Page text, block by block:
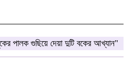
পালক গুছিয়ে দেয়া দুটি বকের আখ্যান"